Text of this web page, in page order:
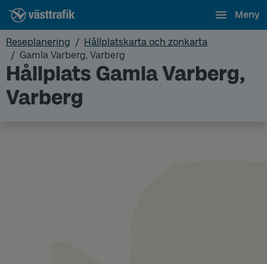
Meny
Reseplanering
Hållplatskarta och zonkarta
Gamla Varberg, Varberg
Hållplats Gamla Varberg,
Varberg